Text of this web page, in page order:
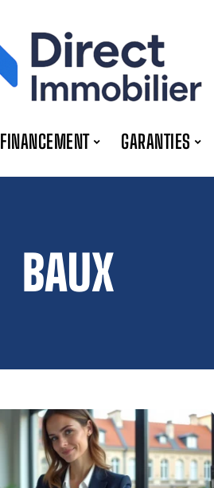
FINANCEMENT GARANTIES
BAUX